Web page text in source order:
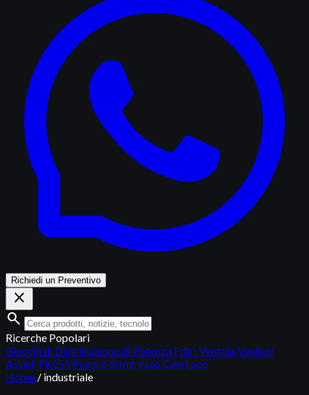
Richiedi un Preventivo
close
search
Ricerche Popolari
Blocchi di Distribuzione di Potenza Filtri VentolaVentole
Assiali FKL55 Piastre di Ingresso Cavi Luce
Home / industriale